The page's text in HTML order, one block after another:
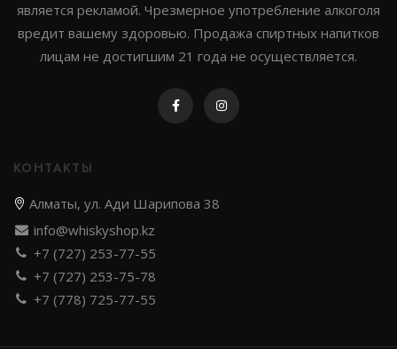
является рекламой. Чрезмерное употребление алкоголя
вредит вашему здоровью. Продажа спиртных напитков
лицам не достигшим 21 года не осуществляется.
КОНТАКТЫ
Алматы, ул. Ади Шарипова 38
info@whiskyshop.kz
+7 (727) 253-77-55
+7 (727) 253-75-78
+7 (778) 725-77-55
Dewar`s
Green spot
Выдержка
8 лет
12 лет